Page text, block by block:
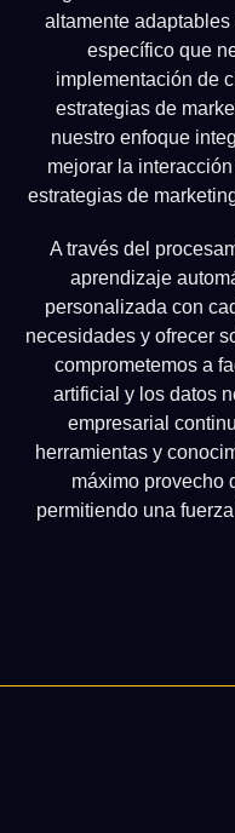
altamente
específico que
implementación de
estrategias de
nuestro enfoque
mejorar la
estrategias de
A través del
aprendizaje
personalizada con
necesidades y ofrecer
comprometemos a
artificial y los datos
empresarial
herramientas y
máximo provecho
permitiendo una